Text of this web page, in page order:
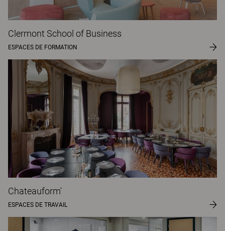
Clermont School of Business
ESPACES DE FORMATION
Chateauform'
ESPACES DE TRAVAIL